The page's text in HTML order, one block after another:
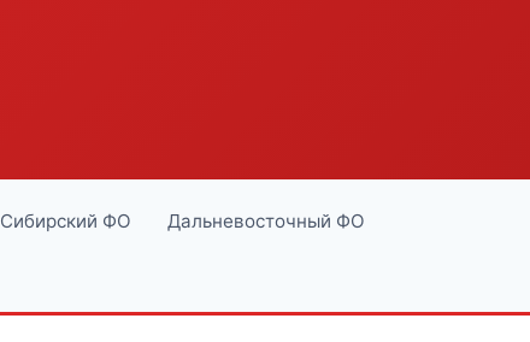
Сибирский ФО Дальневосточный ФО